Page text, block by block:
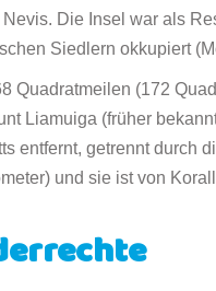
Die Insel war als
Siedlern okkupiert
Quadratmeilen (172
Liamuiga (früher
entfernt, getrennt durch
und sie ist von